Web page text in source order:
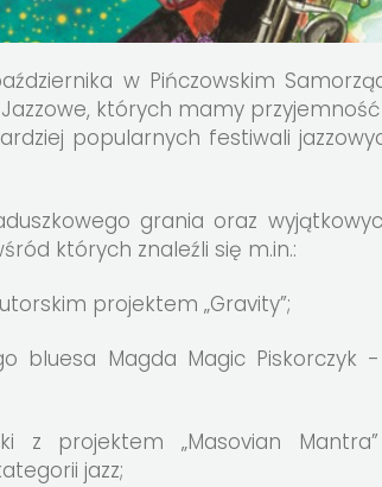
w Pińczowskim
których mamy
popularnych festiwali
grania oraz
których znaleźli się m.in.:
projektem „Gravity”;
bluesa Magda Magic Piskorczyk
z projektem „Masovian
jazz;